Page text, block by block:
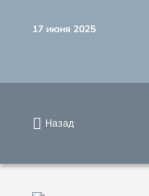
17 июня 2025
Назад